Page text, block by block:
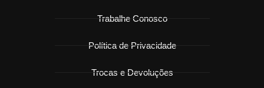
Trabalhe Conosco
Política de Privacidade
Trocas e Devoluções